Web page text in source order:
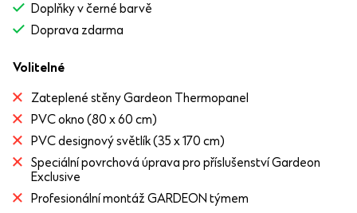
Doplňky v černé barvě
Doprava zdarma
Volitelné
Zateplené stěny Gardeon Thermopanel
PVC okno (80 x 60 cm)
PVC designový světlík (35 x 170 cm)
Speciální povrchová úprava pro příslušenství Gardeon
Exclusive
Profesionální montáž GARDEON týmem